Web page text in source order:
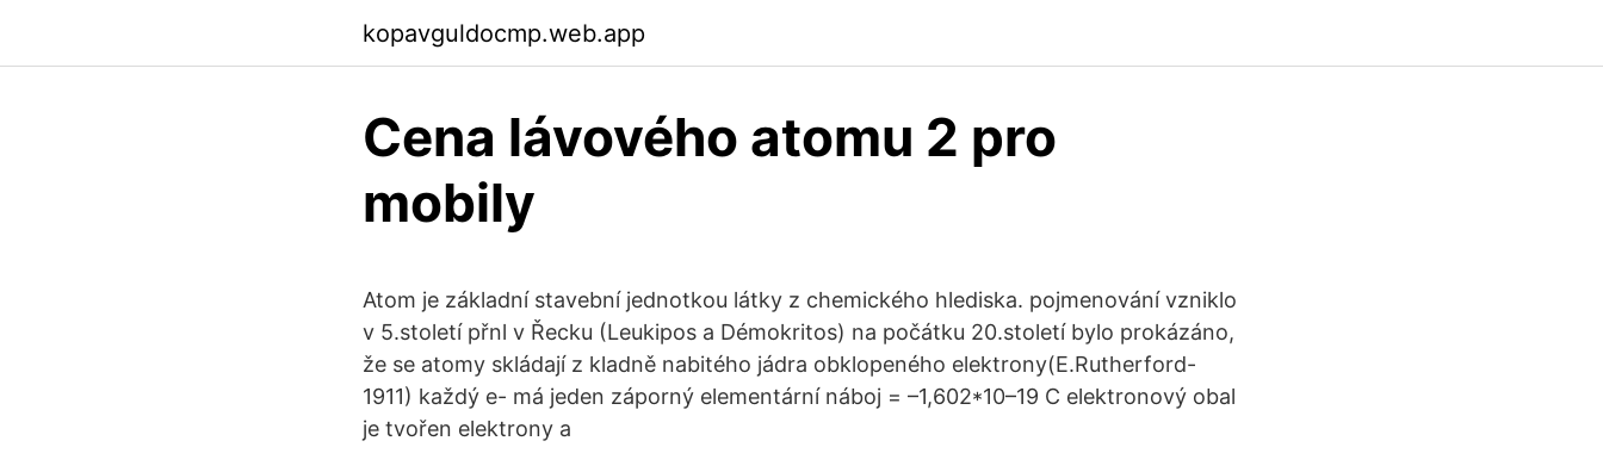
kopavguldocmp.web.app
Cena lávového atomu 2 pro
mobily
Atom je základní stavební jednotkou látky z chemického hlediska. pojmenování vzniklo
v 5.století přnl v Řecku (Leukipos a Démokritos) na počátku 20.století bylo prokázáno,
že se atomy skládají z kladně nabitého jádra obklopeného elektrony(E.Rut­herford-
1911) každý e- má jeden záporný elementární náboj = –1,602*10–19 C elektronový obal
je tvořen elektrony a